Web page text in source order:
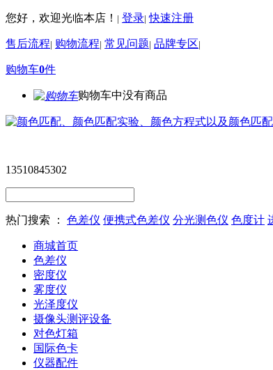
您好，欢迎光临本店！ | 登录| 快速注册
售后流程| 购物流程| 常见问题| 品牌专区|
购物车0件
购物车中没有商品
13510845302
热门搜索 ： 色差仪 便携式色差仪 分光测色仪 色度计
商城首页
色差仪
密度仪
雾度仪
光泽度仪
摄像头测评设备
对色灯箱
国际色卡
仪器配件